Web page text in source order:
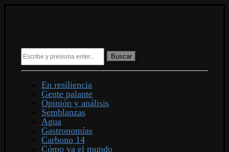
Buscar
En resiliencia
Gente palante
Opinión y análisis
Semblanzas
Agua
Gastronomías
Carbono 14
Cómo va el mundo